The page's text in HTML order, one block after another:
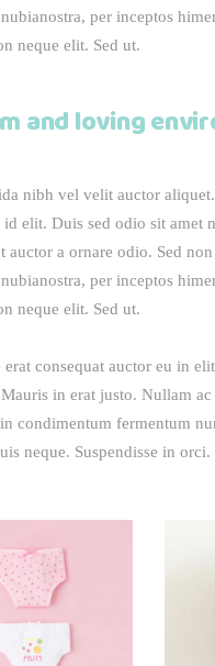
per inceptos
neque elit. Sed ut.
and loving
nibh vel velit auctor
id elit. Duis sed odio sit amet
a ornare odio. Sed
per inceptos
neque elit. Sed ut.
erat consequat auctor eu in
in erat justo. Nullam
condimentum fermentum
neque. Suspendisse in orci.